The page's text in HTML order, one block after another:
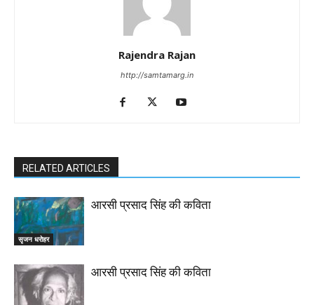
Rajendra Rajan
http://samtamarg.in
RELATED ARTICLES
सृजन धरोहर
आरसी प्रसाद सिंह की कविता
आरसी प्रसाद सिंह की कविता